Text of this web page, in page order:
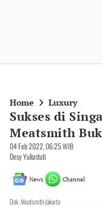
Home Luxury
Sukses di
Meatsmith
04 Feb 2022, 06:25 WIB
Desy Yuliastuti
News Channel
Dok. Meatsmith Jakarta